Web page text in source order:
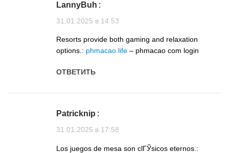
LannyBuh :
31.01.2025 в 14:53
Resorts provide both gaming and relaxation
options.: phmacao.life – phmacao com login
ОТВЕТИТЬ
Patricknip :
31.01.2025 в 17:58
Los juegos de mesa son clГЎsicos eternos.: